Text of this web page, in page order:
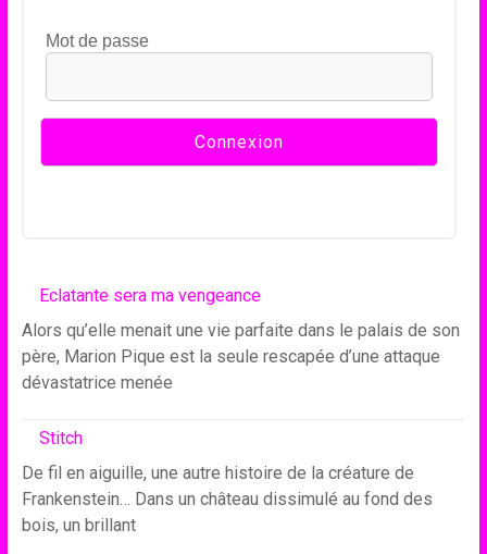
Mot de passe
Eclatante sera ma vengeance
Alors qu’elle menait une vie parfaite dans le palais de son
père, Marion Pique est la seule rescapée d’une attaque
dévastatrice menée
Stitch
De fil en aiguille, une autre histoire de la créature de
Frankenstein… Dans un château dissimulé au fond des
bois, un brillant